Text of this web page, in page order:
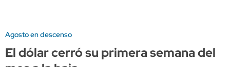
Agosto en descenso
El dólar cerró su primera semana del